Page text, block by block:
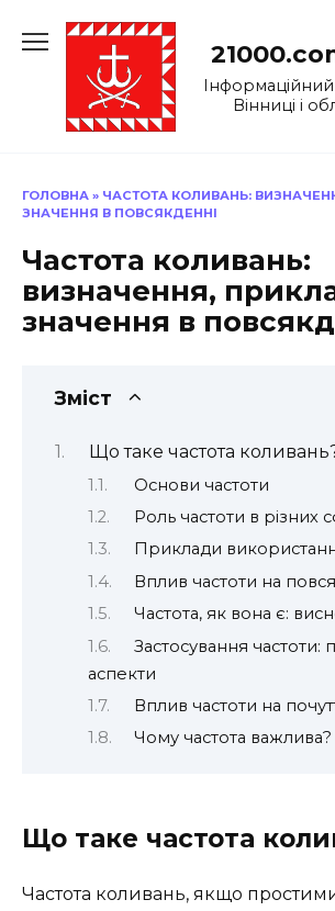
до
Вінниці і
ГОЛОВНА » ЧАСТОТА КОЛИВАНЬ:
ЗНАЧЕННЯ В ПОВСЯКДЕННІ
Частота коливань:
визначення,
значення в
Зміст
Що таке частота
Основи частоти
Роль частоти в різних
Приклади
Вплив частоти на
Частота, як вона є:
Застосування частоти:
аспекти
Вплив частоти на
Чому частота важлива?
Що таке частота
Частота коливань, якщо